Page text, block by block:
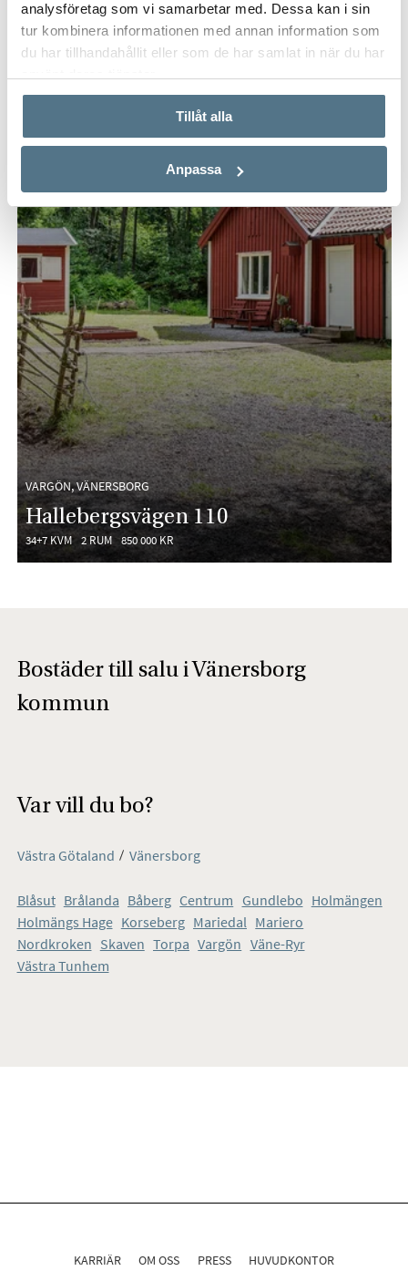
analysföretag som vi samarbetar med. Dessa kan i sin
tur kombinera informationen med annan information som
du har tillhandahållit eller som de har samlat in när du har
Tillåt alla
Anpassa
VARGÖN, VÄNERSBORG
Hallebergsvägen 110
34+7 KVM 2 RUM 850 000 KR
PÅ FÖRHAND
Bostäder till salu i Vänersborg
kommun
Var vill du bo?
Västra Götaland Vänersborg
Områden i Vänersborg
Blåsut Brålanda Båberg Centrum Gundlebo Holmängen
Holmängs Hage Korseberg Mariedal Mariero
Nordkroken Skaven Torpa Vargön Väne-Ryr
Västra Tunhem
KARRIÄR OM OSS PRESS HUVUDKONTOR